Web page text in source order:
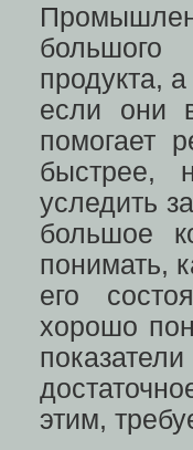
большого
продукта,
если они
помогает
быстрее,
уследить
большое
понимать,
его
хорошо
этим,